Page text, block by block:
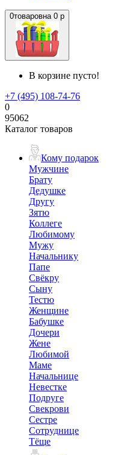
0товаровна 0 р
В корзине пусто!
+7 (495) 108-74-76
0
95062
Каталог товаров
Кому подарок
Мужчине
Брату
Дедушке
Другу
Зятю
Коллеге
Любимому
Мужу
Начальнику
Папе
Свёкру
Сыну
Тестю
Женщине
Бабушке
Дочери
Жене
Любимой
Маме
Начальнице
Невестке
Подруге
Свекрови
Сестре
Сотруднице
Тёще